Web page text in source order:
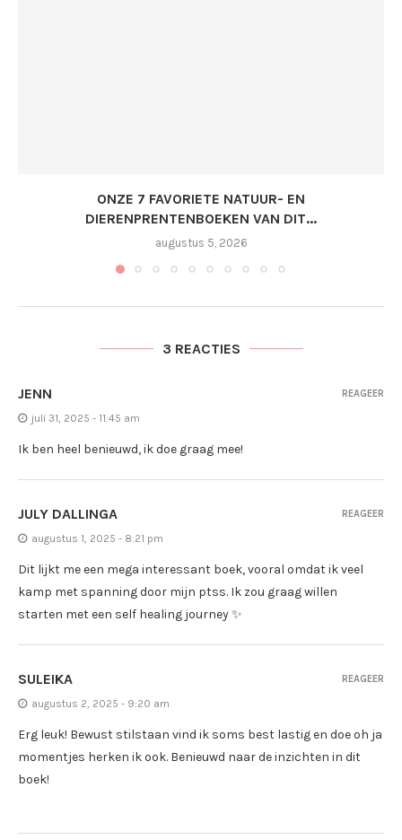
ONZE 7 FAVORIETE NATUUR- EN
DIERENPRENTENBOEKEN VAN DIT...
augustus 5, 2026
3 REACTIES
JENN
juli 31, 2025 - 11:45 am
Ik ben heel benieuwd, ik doe graag mee!
REAGEER
JULY DALLINGA
augustus 1, 2025 - 8:21 pm
Dit lijkt me een mega interessant boek, vooral omdat ik veel
kamp met spanning door mijn ptss. Ik zou graag willen
starten met een self healing journey ✨
REAGEER
SULEIKA
augustus 2, 2025 - 9:20 am
Erg leuk! Bewust stilstaan vind ik soms best lastig en doe oh ja
momentjes herken ik ook. Benieuwd naar de inzichten in dit
boek!
REAGEER